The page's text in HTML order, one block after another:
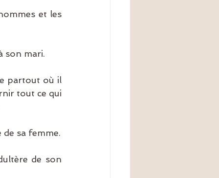
et les
son mari.
partout où il
tout ce qui
sa femme.
de son